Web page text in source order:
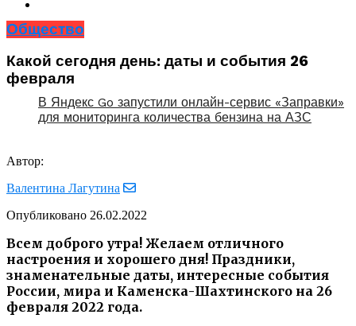
В Яндекс Go запустили онлайн-сервис «Заправки»
для мониторинга количества бензина на АЗС
Общество
Какой сегодня день: даты и события 26
февраля
Автор:
Валентина Лагутина
Опубликовано 26.02.2022
Всем доброго утра! Желаем отличного
настроения и хорошего дня! Праздники,
знаменательные даты, интересные события
России, мира и Каменска-Шахтинского на 26
февраля 2022 года.